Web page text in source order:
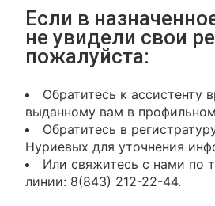
Если в
не увидели свои
пожалуйста:
Обратитесь к ассистенту
выданному вам в
Обратитесь в
Нуриевых для уточнения
Или свяжитесь с нами по
линии: 8(843) 212-22-44.